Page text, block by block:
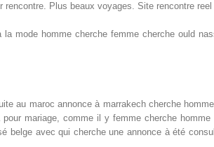
Plus beaux voyages. Site rencontre reel
mode homme cherche femme cherche ould
au maroc annonce à marrakech cherche
avec qui cherche une annonce à été